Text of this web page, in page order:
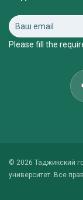
Please fill the
© 2026 Таджикский
университет. Все